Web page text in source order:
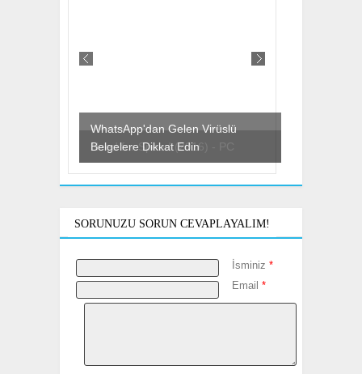
WhatsApp'dan Gelen Virüslü
Belgelere Dikkat Edin
SORUNUZU SORUN CEVAPLAYALIM!
İsminiz *
Email *